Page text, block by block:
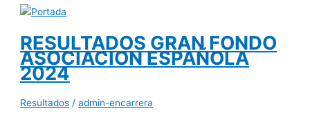
RESULTADOS GRAN FONDO
ASOCIACION ESPAÑOLA
2024
Resultados /admin-encarrera